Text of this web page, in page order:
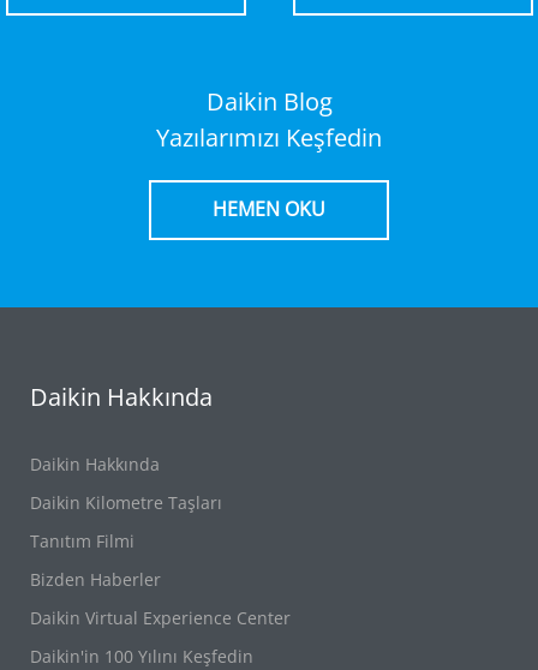
Daikin Blog
Yazılarımızı Keşfedin
HEMEN OKU
Daikin Hakkında
Daikin Hakkında
Daikin Kilometre Taşları
Tanıtım Filmi
Bizden Haberler
Daikin Virtual Experience Center
Daikin'in 100 Yılını Keşfedin